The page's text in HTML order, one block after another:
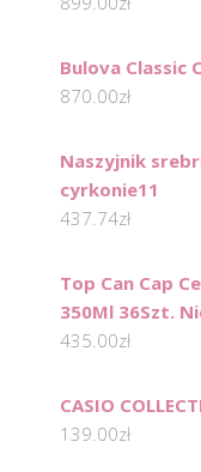
Bulova Classic
870.00zł
Naszyjnik
cyrkonie11
437.74zł
Top Can Cap
350Ml 36Szt.
435.00zł
CASIO
139.00zł